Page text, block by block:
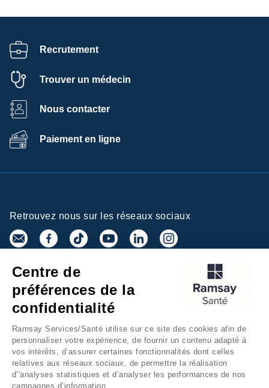
Recrutement
Trouver un médecin
Nous contacter
Paiement en ligne
Retrouvez nous sur les réseaux sociaux
Inscrivez-vous à la newsletter
Centre de
préférences de la
confidentialité
Ramsay Services/Santé utilise sur ce site des cookies afin de
personnaliser votre expérience, de fournir un contenu adapté à
vos intérêts, d’assurer certaines fonctionnalités dont celles
relatives aux réseaux sociaux, de permettre la réalisation
d’'analyses statistiques et d’analyser les performances de nos
campagnes d’information.